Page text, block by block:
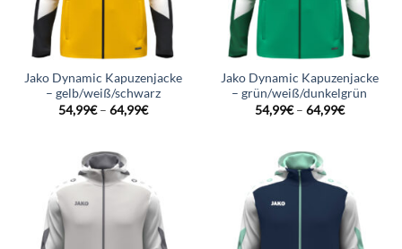
Jako Dynamic Kapuzenjacke
– gelb/weiß/schwarz
54,99€– 64,99€
Jako Dynamic Kapuzenjacke
– grün/weiß/dunkelgrün
54,99€– 64,99€